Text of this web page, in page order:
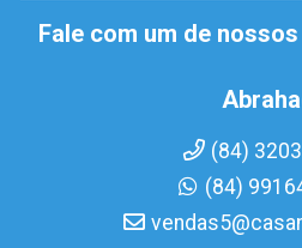
Fale com um de
(84)
(84)